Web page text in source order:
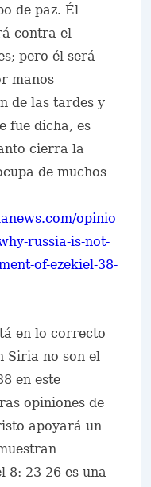
de paz. Él
contra el
pero él será
manos
de las tardes y
fue dicha, es
cierra la
de muchos
opinio
russia-is-not-
of-ezekiel-38-
en lo correcto
Siria no son el
en este
opiniones de
apoyará un
8: 23-26 es una